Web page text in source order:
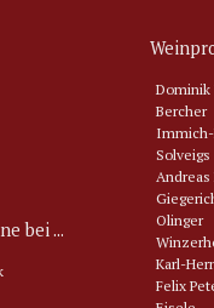
bei ...
Dominik
Bercher
Solveigs
Andreas
Olinger
Karl-
Felix